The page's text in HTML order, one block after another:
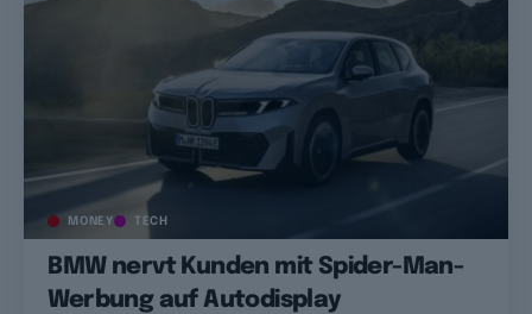
MONEY TECH
BMW nervt Kunden mit Spider-Man-
Werbung auf Autodisplay